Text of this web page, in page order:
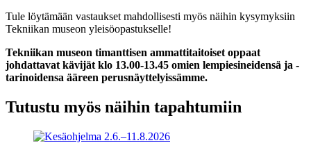
Tule löytämään vastaukset mahdollisesti myös näihin kysymyksiin
Tekniikan museon yleisöopastukselle!
Tekniikan museon timanttisen ammattitaitoiset oppaat
johdattavat kävijät klo 13.00-13.45 omien lempiesineidensä ja -
tarinoidensa ääreen perusnäyttelyissämme.
Tutustu myös näihin tapahtumiin